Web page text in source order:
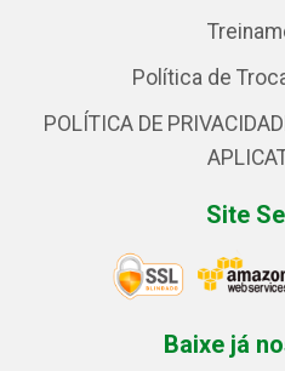
Política de
POLÍTICA DE
Site
Baixe já